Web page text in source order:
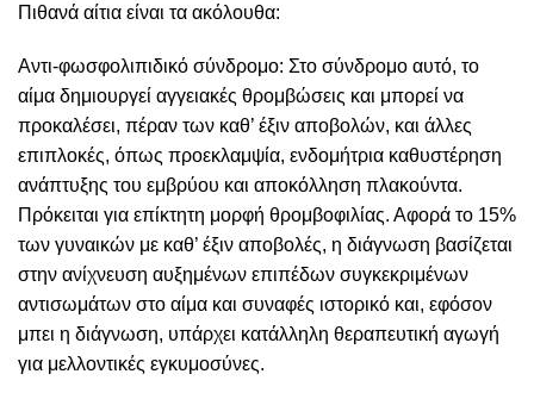
Πιθανά αίτια είναι τα ακόλουθα:
Αντι-φωσφολιπιδικό σύνδρομο: Στο σύνδρομο αυτό, το
αίμα δημιουργεί αγγειακές θρομβώσεις και μπορεί να
προκαλέσει, πέραν των καθ’ έξιν αποβολών, και άλλες
επιπλοκές, όπως προεκλαμψία, ενδομήτρια καθυστέρηση
ανάπτυξης του εμβρύου και αποκόλληση πλακούντα.
Πρόκειται για επίκτητη μορφή θρομβοφιλίας. Αφορά το 15%
των γυναικών με καθ’ έξιν αποβολές, η διάγνωση βασίζεται
στην ανίχνευση αυξημένων επιπέδων συγκεκριμένων
αντισωμάτων στο αίμα και συναφές ιστορικό και, εφόσον
μπει η διάγνωση, υπάρχει κατάλληλη θεραπευτική αγωγή
για μελλοντικές εγκυμοσύνες.